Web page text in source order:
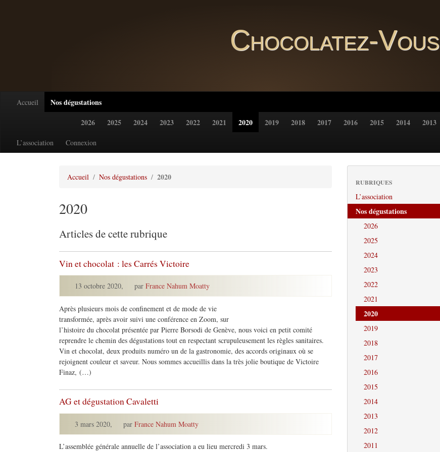
Chocolatez-Vous
Accueil
Nos dégustations
2026
2025 2024 2023 2022 2021 2020 2019 2018 2017 2016 2015 2014 2013
L’association Connexion
Accueil Nos dégustations 2020
2020
Articles de cette rubrique
Vin et chocolat : les Carrés Victoire
13 octobre 2020, par France Nahum Moatty
Après plusieurs mois de confinement et de mode de vie
transformée, après avoir suivi une conférence en Zoom, sur
l’histoire du chocolat présentée par Pierre Borsodi de Genève, nous voici en petit comité
reprendre le chemin des dégustations tout en respectant scrupuleusement les règles sanitaires.
Vin et chocolat, deux produits numéro un de la gastronomie, des accords originaux où se
rejoignent couleur et saveur. Nous sommes accueillis dans la très jolie boutique de Victoire
Finaz, (…)
AG et dégustation Cavaletti
3 mars 2020, par France Nahum Moatty
L’assemblée générale annuelle de l’association a eu lieu mercredi 3 mars.
RUBRIQUES
L’association
Nos dégustations
2026
2025
2024
2023
2022
2021
2020
2019
2018
2017
2016
2015
2014
2013
2012
2011